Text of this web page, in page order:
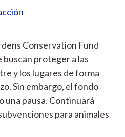
Conservation Fund
proteger a las
y los lugares de forma
Sin embargo, el fondo
una pausa. Continuará
para animales